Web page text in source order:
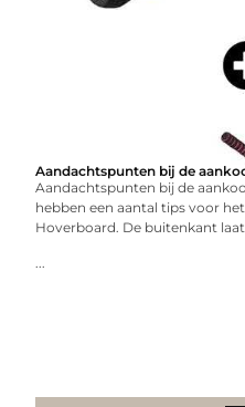
Aandachtspunten bij de
Aandachtspunten bij de
hebben een aantal tips voor
Hoverboard. De buitenkant laat
...